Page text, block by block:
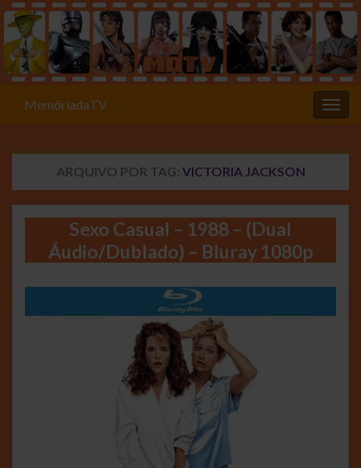
MemóriadaTV
ARQUIVO POR TAG: VICTORIA JACKSON
Sexo Casual – 1988 – (Dual
Áudio/Dublado) – Bluray 1080p